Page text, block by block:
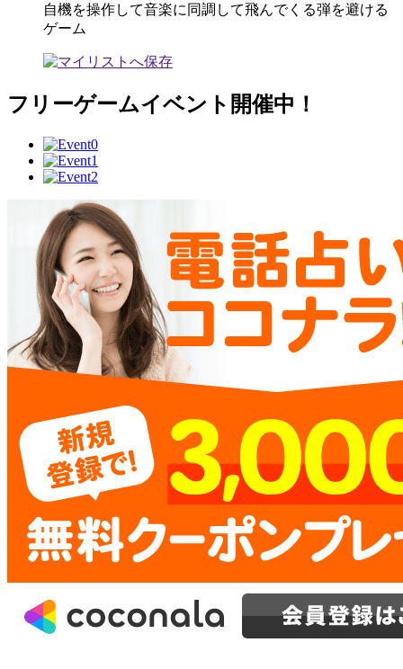
自機を操作して音楽に同調して飛んでくる弾を避ける
ゲーム
フリーゲームイベント開催中！